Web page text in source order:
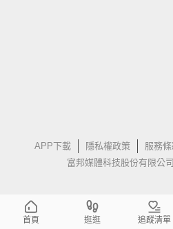
APP下載 隱私權政策 服務
富邦媒體科技股份有限公
首頁 逛逛 追蹤清單